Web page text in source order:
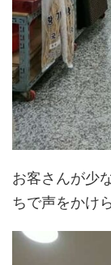
お客さんが少
ちで声をかけ